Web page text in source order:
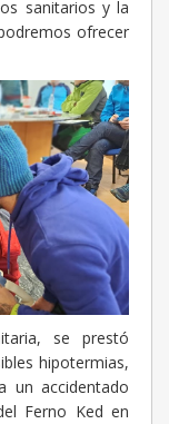
sanitarios y la
ofrecer
se prestó
hipotermias,
un accidentado
Ferno Ked en